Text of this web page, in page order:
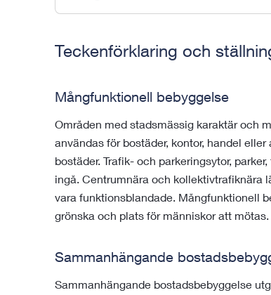
Teckenförklaring och
Mångfunktionell bebyggelse
Områden med stadsmässig karaktär och
användas för bostäder, kontor, handel
bostäder. Trafik- och parkeringsytor,
ingå. Centrumnära och kollektivtrafiknära
vara funktionsblandade. Mångfunktionell
grönska och plats för människor att mötas.
Sammanhängande
Sammanhängande bostadsbebyggelse